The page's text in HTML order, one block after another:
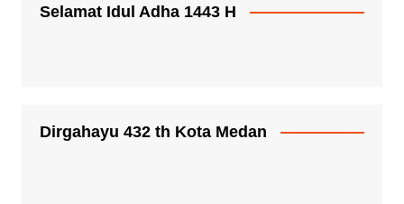
Selamat Idul Adha 1443 H
Dirgahayu 432 th Kota Medan